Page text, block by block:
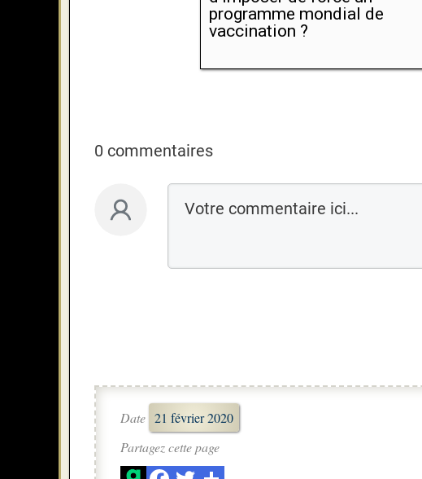
programme mondial de
vaccination ?
0 commentaires
Date 21 février 2020
Partagez cette page